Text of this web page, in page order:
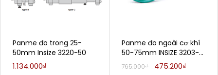
Panme đo trong 25-
50mm Insize 3220-50
1.134.000₫
Panme đo ngoài cơ khí
50-75mm INSIZE 3203-
75A
765.000₫ 475.200₫